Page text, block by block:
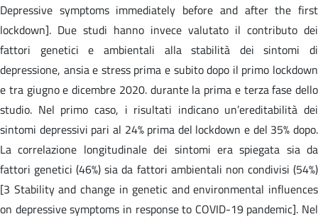
Depressive symptoms immediately before and after the first
lockdown]. Due studi hanno invece valutato il contributo dei
fattori genetici e ambientali alla stabilità dei sintomi di
depressione, ansia e stress prima e subito dopo il primo lockdown
e tra giugno e dicembre 2020. durante la prima e terza fase dello
studio. Nel primo caso, i risultati indicano un’ereditabilità dei
sintomi depressivi pari al 24% prima del lockdown e del 35% dopo.
La correlazione longitudinale dei sintomi era spiegata sia da
fattori genetici (46%) sia da fattori ambientali non condivisi (54%)
[3 Stability and change in genetic and environmental influences
on depressive symptoms in response to COVID-19 pandemic]. Nel